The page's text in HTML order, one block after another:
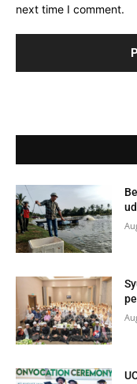
next time I comment.